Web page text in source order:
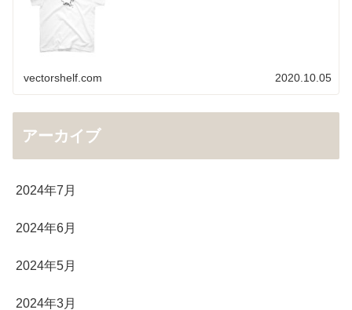
vectorshelf.com 2020.10.05
アーカイブ
2024年7月
2024年6月
2024年5月
2024年3月